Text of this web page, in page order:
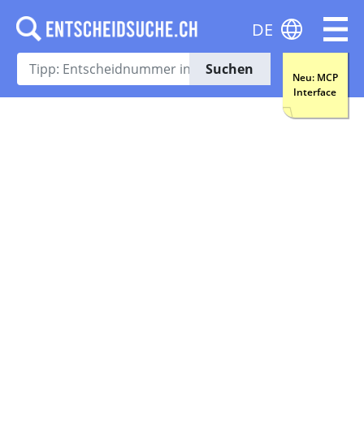
Suchen
Neu: MCP
Interface
DE